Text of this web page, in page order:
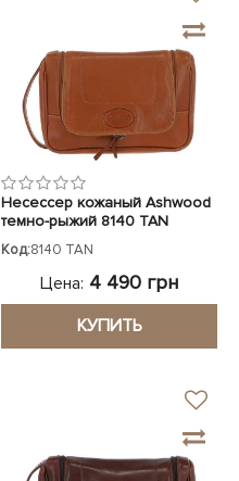
Несессер кожаный Ashwood
темно-рыжий 8140 TAN
Код:8140 TAN
Цена: 4 490 грн
КУПИТЬ